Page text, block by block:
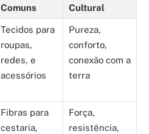
Comuns
Cultural
Tecidos para
roupas,
redes, e
acessórios
Pureza,
conforto,
conexão com a
terra
Fibras para
cestaria,
Força,
resistência,